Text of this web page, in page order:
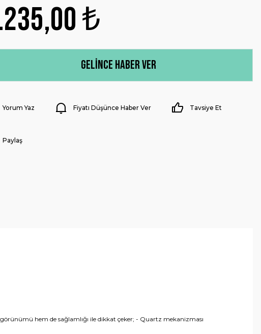
₺
Gelince Haber Ver
Yorum Yaz Fiyatı Düşünce Haber Ver Tavsiye Et
Paylaş
hem de sağlamlığı ile dikkat çeker; - Quartz mekanizması